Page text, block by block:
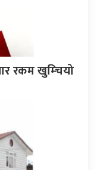
रकम खुम्चियो